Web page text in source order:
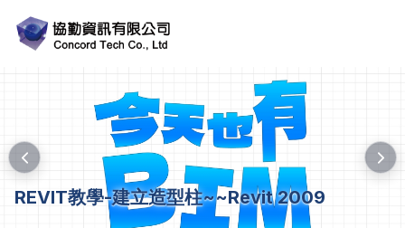
REVIT教學-建立造型柱~~Revit 2009